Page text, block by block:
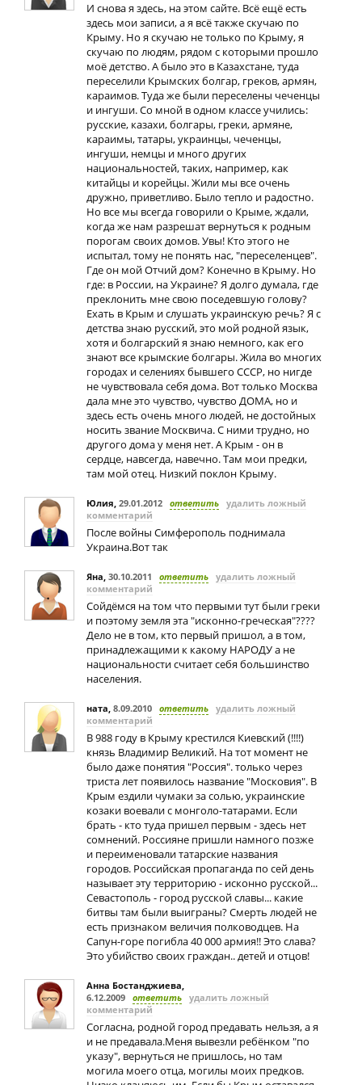
И снова я здесь, на этом сайте. Всё ещё есть
здесь мои записи, а я всё также скучаю по
Крыму. Но я скучаю не только по Крыму, я
скучаю по людям, рядом с которыми прошло
моё детство. А было это в Казахстане, туда
переселили Крымских болгар, греков, армян,
караимов. Туда же были переселены чеченцы
и ингуши. Со мной в одном классе учились:
русские, казахи, болгары, греки, армяне,
караимы, татары, украинцы, чеченцы,
ингуши, немцы и много других
национальностей, таких, например, как
китайцы и корейцы. Жили мы все очень
дружно, приветливо. Было тепло и радостно.
Но все мы всегда говорили о Крыме, ждали,
когда же нам разрешат вернуться к родным
порогам своих домов. Увы! Кто этого не
испытал, тому не понять нас, "переселенцев".
Где он мой Отчий дом? Конечно в Крыму. Но
где: в России, на Украине? Я долго думала, где
преклонить мне свою поседевшую голову?
Ехать в Крым и слушать украинскую речь? Я с
детства знаю русский, это мой родной язык,
хотя и болгарский я знаю немного, как его
знают все крымские болгары. Жила во многих
городах и селениях бывшего СССР, но нигде
не чувствовала себя дома. Вот только Москва
дала мне это чувство, чувство ДОМА, но и
здесь есть очень много людей, не достойных
носить звание Москвича. С ними трудно, но
другого дома у меня нет. А Крым - он в
сердце, навсегда, навечно. Там мои предки,
там мой отец. Низкий поклон Крыму.
Юлия, 29.01.2012 ответить удалить ложный
комментарий
После войны Симферополь поднимала
Украина.Вот так
Яна, 30.10.2011 ответить удалить ложный
комментарий
Сойдёмся на том что первыми тут были греки
и поэтому земля эта "исконно-греческая"????
Дело не в том, кто первый пришол, а в том,
принадлежащими к какому НАРОДУ а не
национальности считает себя большинство
населения.
ната, 8.09.2010 ответить удалить ложный
комментарий
В 988 году в Крыму крестился Киевский (!!!!)
князь Владимир Великий. На тот момент не
было даже понятия "Россия". только через
триста лет появилось название "Московия". В
Крым ездили чумаки за солью, украинские
козаки воевали с монголо-татарами. Если
брать - кто туда пришел первым - здесь нет
сомнений. Россияне пришли намного позже
и переименовали татарские названия
городов. Российская пропаганда по сей день
называет эту территорию - исконно русской...
Севастополь - город русской славы... какие
битвы там были выиграны? Смерть людей не
есть признаком величия полководцев. На
Сапун-горе погибла 40 000 армия!! Это слава?
Это убийство своих граждан.. детей и отцов!
Анна Бостанджиева,
6.12.2009 ответить удалить ложный
комментарий
Согласна, родной город предавать нельзя, а я
и не предавала.Меня вывезли ребёнком "по
указу", вернуться не пришлось, но там
могила моего отца, могилы моих предков.